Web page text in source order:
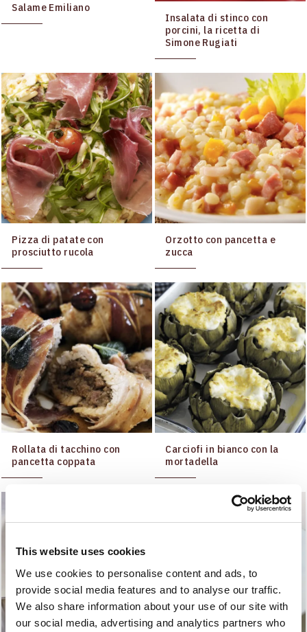
This website uses cookies
We use cookies to personalise content and ads, to
provide social media features and to analyse our traffic.
We also share information about your use of our site with
our social media, advertising and analytics partners who
Salame Emiliano
Insalata di stinco con
porcini, la ricetta di
Simone Rugiati
Pizza di patate con
prosciutto rucola
Orzotto con pancetta e
zucca
Rollata di tacchino con
pancetta coppata
Carciofi in bianco con la
mortadella